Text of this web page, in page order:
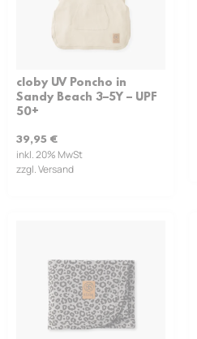
cloby UV Poncho in
Sandy Beach 3–5Y – UPF
50+
39,95 €
inkl. 20% MwSt
zzgl. Versand